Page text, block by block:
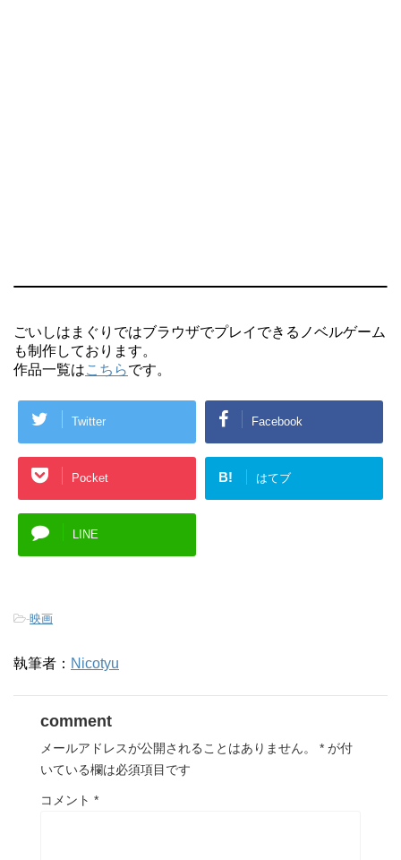
ごいしはまぐりではブラウザでプレイできるノベルゲーム
も制作しております。
作品一覧はこちらです。
Twitter Facebook
Pocket B! はてブ
LINE
-映画
執筆者： Nicotyu
comment
メールアドレスが公開されることはありません。 * が付
いている欄は必須項目です
コメント *